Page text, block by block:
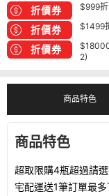
折價券 $999
折價券 $1499
折價券
2)
商品特色
商品特色
超取限購4瓶超過請
宅配運送1筆訂單最